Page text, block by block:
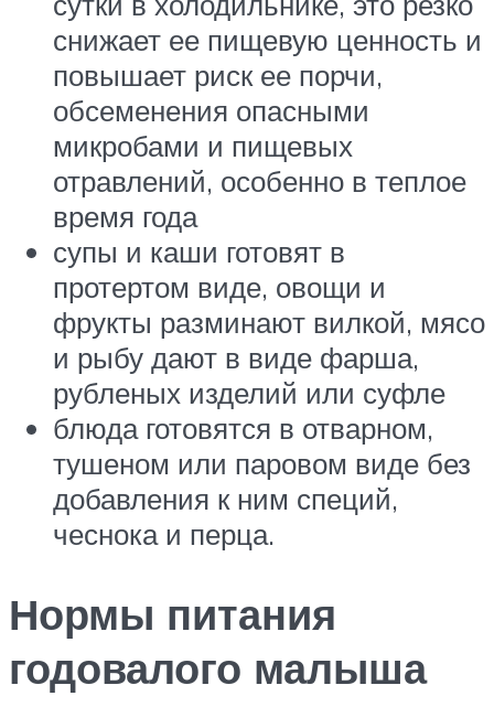
снижает ее пищевую ценность и
повышает риск ее порчи,
обсеменения опасными
микробами и пищевых
отравлений, особенно в теплое
время года
супы и каши готовят в
протертом виде, овощи и
фрукты разминают вилкой, мясо
и рыбу дают в виде фарша,
рубленых изделий или суфле
блюда готовятся в отварном,
тушеном или паровом виде без
добавления к ним специй,
чеснока и перца.
Нормы питания
годовалого малыша